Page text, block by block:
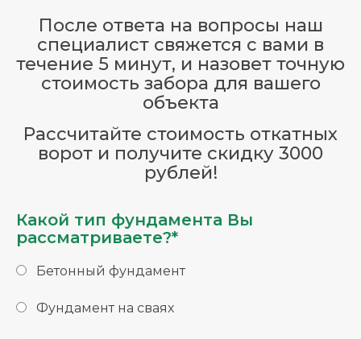
После ответа на вопросы наш
специалист свяжется с вами в
течение 5 минут, и назовет точную
стоимость забора для вашего
объекта
Рассчитайте стоимость откатных
ворот и получите скидку 3000
рублей!
Какой тип фундамента Вы
рассматриваете?*
Бетонный фундамент
Фундамент на сваях